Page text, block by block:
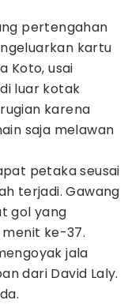
pertengahan
kartu
Koto, usai
luar kotak
karena
saja melawan
petaka seusai
terjadi. Gawang
gol yang
ke-37.
jala
dari David Laly.